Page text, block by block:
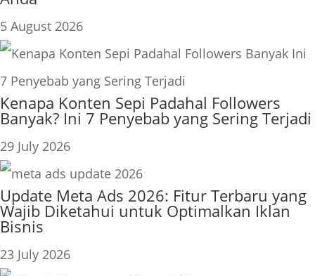
5 August 2026
Kenapa Konten Sepi Padahal Followers
Banyak? Ini 7 Penyebab yang Sering Terjadi
29 July 2026
Update Meta Ads 2026: Fitur Terbaru yang
Wajib Diketahui untuk Optimalkan Iklan
Bisnis
23 July 2026